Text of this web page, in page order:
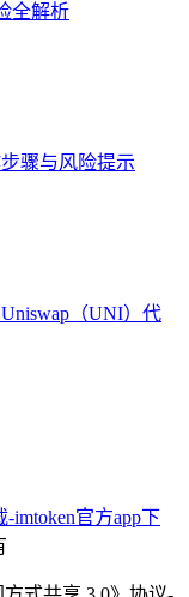
全解析
骤与风险提示
（UNI）代
imtoken官方app下